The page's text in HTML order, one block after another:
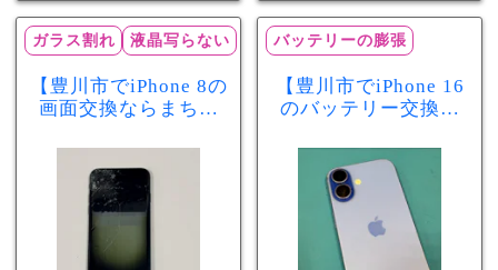
ガラス割れ 液晶写らない
【豊川市でiPhone 8の
画面交換ならまちス
れ・液晶不良も当日
60分で修理可能！
バッテリーの膨張
【豊川市でiPhone 16
のバッテリー交換な
少し膨張したバッテ
リーも当日90分で安
心修理！